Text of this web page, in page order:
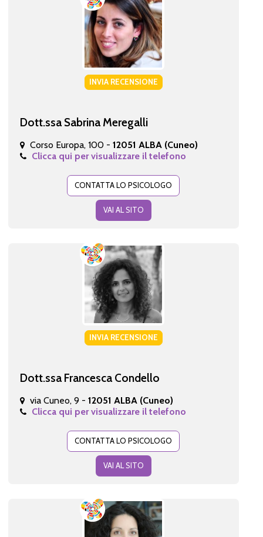
INVIA RECENSIONE
Dott.ssa Sabrina Meregalli
Corso Europa, 100 - 12051 ALBA (Cuneo)
Clicca qui per visualizzare il telefono
CONTATTA LO PSICOLOGO
VAI AL SITO
INVIA RECENSIONE
Dott.ssa Francesca Condello
via Cuneo, 9 - 12051 ALBA (Cuneo)
Clicca qui per visualizzare il telefono
CONTATTA LO PSICOLOGO
VAI AL SITO